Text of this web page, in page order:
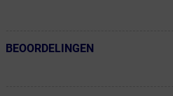
← Terug naar productnavigatie
BEOORDELINGEN